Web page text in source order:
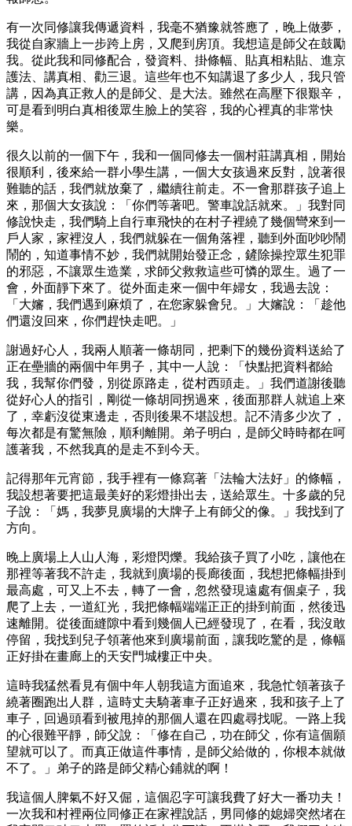
有一次同修讓我傳遞資料，我毫不猶豫就答應了，晚上做夢，
我從自家牆上一步跨上房，又爬到房頂。我想這是師父在鼓勵
我。從此我和同修配合，發資料、掛條幅、貼真相粘貼、進京
護法、講真相、勸三退。這些年也不知講退了多少人，我只管
講，因為真正救人的是師父、是大法。雖然在高壓下很艱辛，
可是看到明白真相後眾生臉上的笑容，我的心裡真的非常快
樂。
很久以前的一個下午，我和一個同修去一個村莊講真相，開始
很順利，後來給一群小學生講，一個大女孩過來反對，說著很
難聽的話，我們就放棄了，繼續往前走。不一會那群孩子追上
來，那個大女孩說：「你們等著吧。警車說話就來。」我對同
修說快走，我們騎上自行車飛快的在村子裡繞了幾個彎來到一
戶人家，家裡沒人，我們就躲在一個角落裡，聽到外面吵吵鬧
鬧的，知道事情不妙，我們就開始發正念，鏟除操控眾生犯罪
的邪惡，不讓眾生造業，求師父救救這些可憐的眾生。過了一
會，外面靜下來了。從外面走來一個中年婦女，我過去說：
「大嬸，我們遇到麻煩了，在您家躲會兒。」大嬸說：「趁他
們還沒回來，你們趕快走吧。」
謝過好心人，我兩人順著一條胡同，把剩下的幾份資料送給了
正在壘牆的兩個中年男子，其中一人說：「快點把資料都給
我，我幫你們發，別從原路走，從村西頭走。」我們道謝後聽
從好心人的指引，剛從一條胡同拐過來，後面那群人就追上來
了，幸虧沒從東邊走，否則後果不堪設想。記不清多少次了，
每次都是有驚無險，順利離開。弟子明白，是師父時時都在呵
護著我，不然我真的是走不到今天。
記得那年元宵節，我手裡有一條寫著「法輪大法好」的條幅，
我設想著要把這最美好的彩燈掛出去，送給眾生。十多歲的兒
子說：「媽，我夢見廣場的大牌子上有師父的像。」我找到了
方向。
晚上廣場上人山人海，彩燈閃爍。我給孩子買了小吃，讓他在
那裡等著我不許走，我就到廣場的長廊後面，我想把條幅掛到
最高處，可又上不去，轉了一會，忽然發現遠處有個桌子，我
爬了上去，一道紅光，我把條幅端端正正的掛到前面，然後迅
速離開。從後面縫隙中看到幾個人已經發現了，在看，我沒敢
停留，我找到兒子領著他來到廣場前面，讓我吃驚的是，條幅
正好掛在畫廊上的天安門城樓正中央。
這時我猛然看見有個中年人朝我這方面追來，我急忙領著孩子
繞著圈跑出人群，這時丈夫騎著車子正好過來，我和孩子上了
車子，回過頭看到被甩掉的那個人還在四處尋找呢。一路上我
的心很難平靜，師父說：「修在自己，功在師父，你有這個願
望就可以了。而真正做這件事情，是師父給做的，你根本就做
不了。」弟子的路是師父精心鋪就的啊！
我這個人脾氣不好又倔，這個忍字可讓我費了好大一番功夫！
一次我和村裡兩位同修正在家裡說話，男同修的媳婦突然堵在